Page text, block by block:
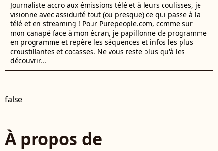
Journaliste accro aux émissions télé et à leurs coulisses, je
visionne avec assiduité tout (ou presque) ce qui passe à la
télé et en streaming ! Pour Purepeople.com, comme sur
mon canapé face à mon écran, je papillonne de programme
en programme et repère les séquences et infos les plus
croustillantes et cocasses. Ne vous reste plus qu'à les
découvrir...
false
À propos de